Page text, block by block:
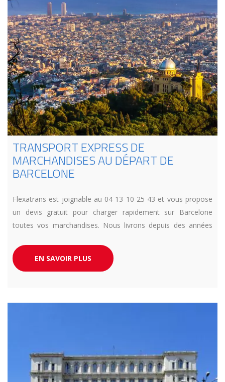
TRANSPORT EXPRESS DE
MARCHANDISES AU DÉPART DE
BARCELONE
Flexatrans est joignable au 04 13 10 25 43 et vous propose
un devis gratuit pour charger rapidement sur Barcelone
toutes vos marchandises. Nous livrons depuis des années
vos exigences délais garantit.
EN SAVOIR PLUS